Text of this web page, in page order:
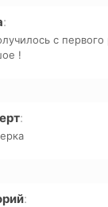
:
с первого
!
:
: